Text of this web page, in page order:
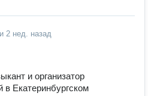
2 нед. назад
и организатор
Екатеринбургском